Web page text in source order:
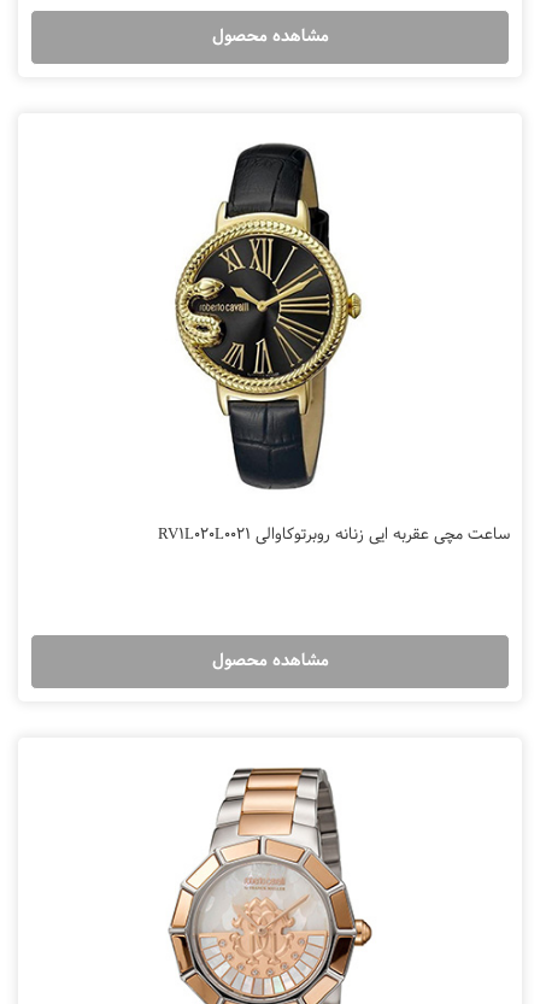
مشاهده محصول
ساعت مچی عقربه ایی زنانه روبرتوکاوالی RV1L020L0021
مشاهده محصول